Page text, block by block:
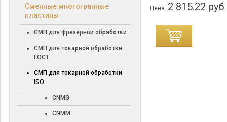
Cменные многогранные
пластины
СМП для фрезерной обработки
СМП для токарной обработки
ГОСТ
СМП для токарной обработки
ISO
CNMG
CNMM
Цена: 2 815.22 руб